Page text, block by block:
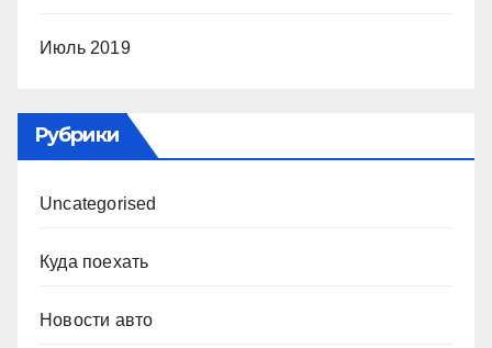
Июль 2019
Рубрики
Uncategorised
Куда поехать
Новости авто